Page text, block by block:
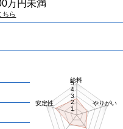
万円未満
ちら
1
2
3
4
5
給料
やりがい
安定性